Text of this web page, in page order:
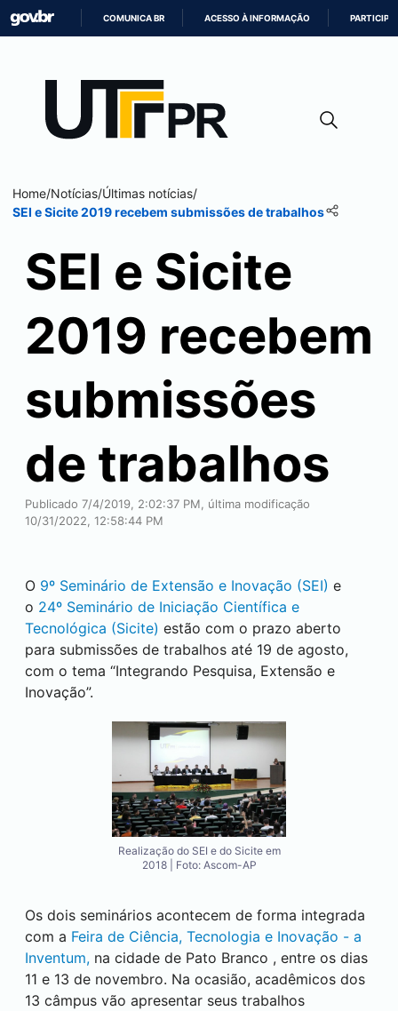
CONTEÚDO
COMUNICA BR ACESSO À INFORMAÇÃO PARTICIPE
Home/Notícias/Últimas notícias/
SEI e Sicite 2019 recebem submissões de trabalhos
SEI e Sicite
2019 recebem
submissões
de trabalhos
Publicado 7/4/2019, 2:02:37 PM, última modificação
10/31/2022, 12:58:44 PM
O 9º Seminário de Extensão e Inovação (SEI) e
o 24º Seminário de Iniciação Científica e
Tecnológica (Sicite) estão com o prazo aberto
para submissões de trabalhos até 19 de agosto,
com o tema “Integrando Pesquisa, Extensão e
Inovação”.
Realização do SEI e do Sicite em
2018 | Foto: Ascom-AP
Os dois seminários acontecem de forma integrada
com a Feira de Ciência, Tecnologia e Inovação - a
Inventum, na cidade de Pato Branco , entre os dias
11 e 13 de novembro. Na ocasião, acadêmicos dos
13 câmpus vão apresentar seus trabalhos